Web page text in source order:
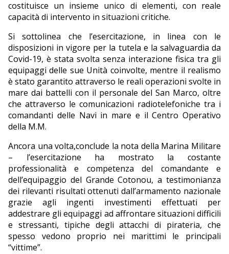
costituisce un insieme unico di elementi, con reale
capacità di intervento in situazioni critiche.
Si sottolinea che l’esercitazione, in linea con le
disposizioni in vigore per la tutela e la salvaguardia da
Covid-19, è stata svolta senza interazione fisica tra gli
equipaggi delle sue Unità coinvolte, mentre il realismo
è stato garantito attraverso le reali operazioni svolte in
mare dai battelli con il personale del San Marco, oltre
che attraverso le comunicazioni radiotelefoniche tra i
comandanti delle Navi in mare e il Centro Operativo
della M.M.
Ancora una volta,conclude la nota della Marina Militare
– l’esercitazione ha mostrato la costante
professionalità e competenza del comandante e
dell’equipaggio del Grande Cotonou, a testimonianza
dei rilevanti risultati ottenuti dall’armamento nazionale
grazie agli ingenti investimenti effettuati per
addestrare gli equipaggi ad affrontare situazioni difficili
e stressanti, tipiche degli attacchi di pirateria, che
spesso vedono proprio nei marittimi le principali
“vittime”.